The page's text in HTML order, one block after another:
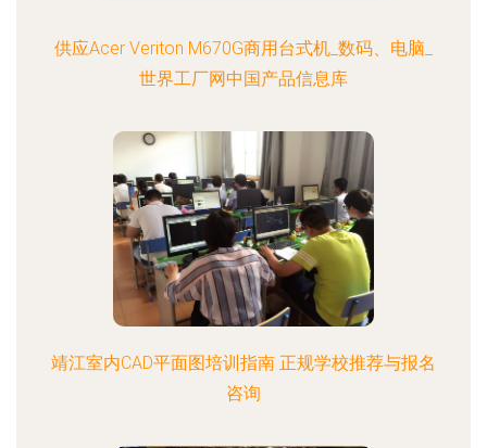
供应Acer Veriton M670G商用台式机_数码、电脑_
世界工厂网中国产品信息库
靖江室内CAD平面图培训指南 正规学校推荐与报名
咨询